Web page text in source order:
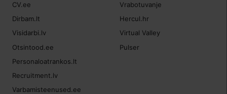
CV.ee
Dirbam.lt
Visidarbi.lv
Otsintood.ee
Personaloatrankos.lt
Recruitment.lv
Varbamisteenused.ee
Vrabotuvanje
Hercul.hr
Virtual Valley
Pulser